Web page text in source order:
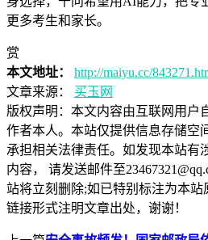
更多考生和家长。
赏
本文地址：
http://maiyu.cc/
文章来源：
买玉网
版权声明： 本文内容由互联网用户
作者本人。本站仅提供信息存储空
承担相关法律责任。如发现本站有
内容， 请发送邮件至
站将立刻删除;如已特别标注为本
链接形式注明文章出处，谢谢！